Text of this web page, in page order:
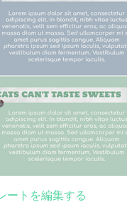
ートを編集する